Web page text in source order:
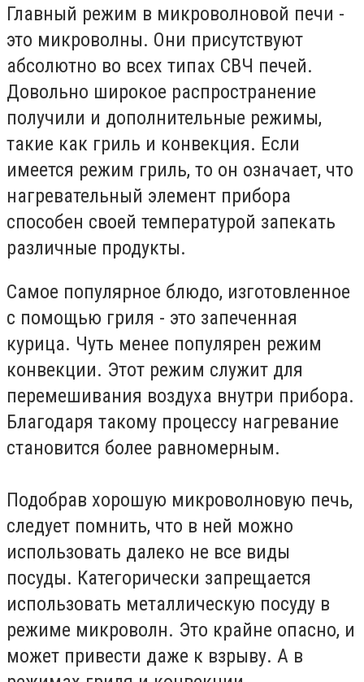
Главный режим в микроволновой печи -
это микроволны. Они присутствуют
абсолютно во всех типах СВЧ печей.
Довольно широкое распространение
получили и дополнительные режимы,
такие как гриль и конвекция. Если
имеется режим гриль, то он означает, что
нагревательный элемент прибора
способен своей температурой запекать
различные продукты.
Самое популярное блюдо, изготовленное
с помощью гриля - это запеченная
курица. Чуть менее популярен режим
конвекции. Этот режим служит для
перемешивания воздуха внутри прибора.
Благодаря такому процессу нагревание
становится более равномерным.
Подобрав хорошую микроволновую печь,
следует помнить, что в ней можно
использовать далеко не все виды
посуды. Категорически запрещается
использовать металлическую посуду в
режиме микроволн. Это крайне опасно, и
может привести даже к взрыву. А в